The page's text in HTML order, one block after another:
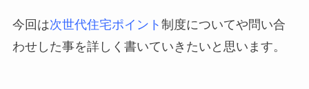
今回は次世代住宅ポイント 制度についてや問い合
わせした事を詳しく書いていきたいと思います。